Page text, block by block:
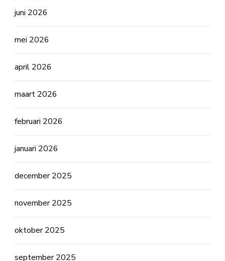
juni 2026
mei 2026
april 2026
maart 2026
februari 2026
januari 2026
december 2025
november 2025
oktober 2025
september 2025